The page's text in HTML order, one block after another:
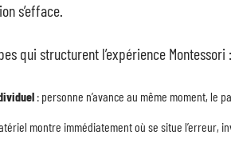
s’efface.
qui structurent l’expérience Montessori :
: personne n’avance au même moment, le
montre immédiatement où se situe l’erreur,